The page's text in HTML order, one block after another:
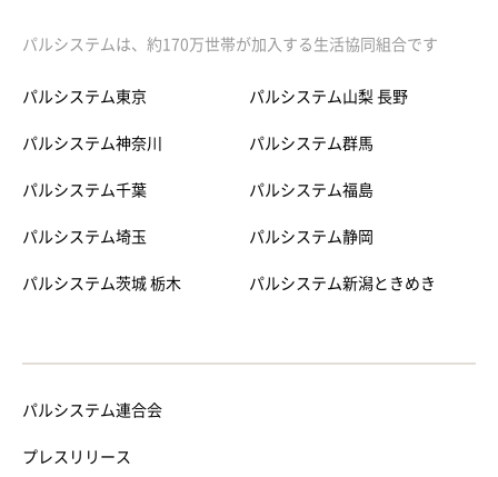
パルシステムは、約170万世帯が加入する生活協同組合です
パルシステム東京
パルシステム神奈川
パルシステム千葉
パルシステム埼玉
パルシステム茨城 栃木
パルシステム山梨 長野
パルシステム群馬
パルシステム福島
パルシステム静岡
パルシステム新潟ときめき
パルシステム連合会
プレスリリース